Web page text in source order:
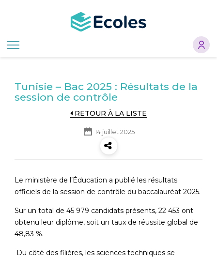
principal
Tunisie – Bac 2025 : Résultats de la
session de contrôle
RETOUR À LA LISTE
14 juillet 2025
Le ministère de l’Éducation a publié les résultats
officiels de la session de contrôle du baccalauréat 2025.
Sur un total de 45 979 candidats présents, 22 453 ont
obtenu leur diplôme, soit un taux de réussite global de
48,83 %.
Du côté des filières, les sciences techniques se